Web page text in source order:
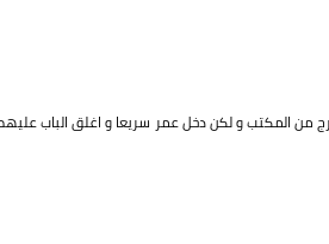
من المكتب و لكن دخل عمر سريعا و اغلق الباب